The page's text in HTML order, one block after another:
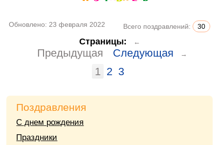
Обновлено: 23 февраля 2022 Всего поздравлений: 30
Страницы: ←
Предыдущая Следующая →
1 2 3
Поздравления
С днем рождения
Праздники